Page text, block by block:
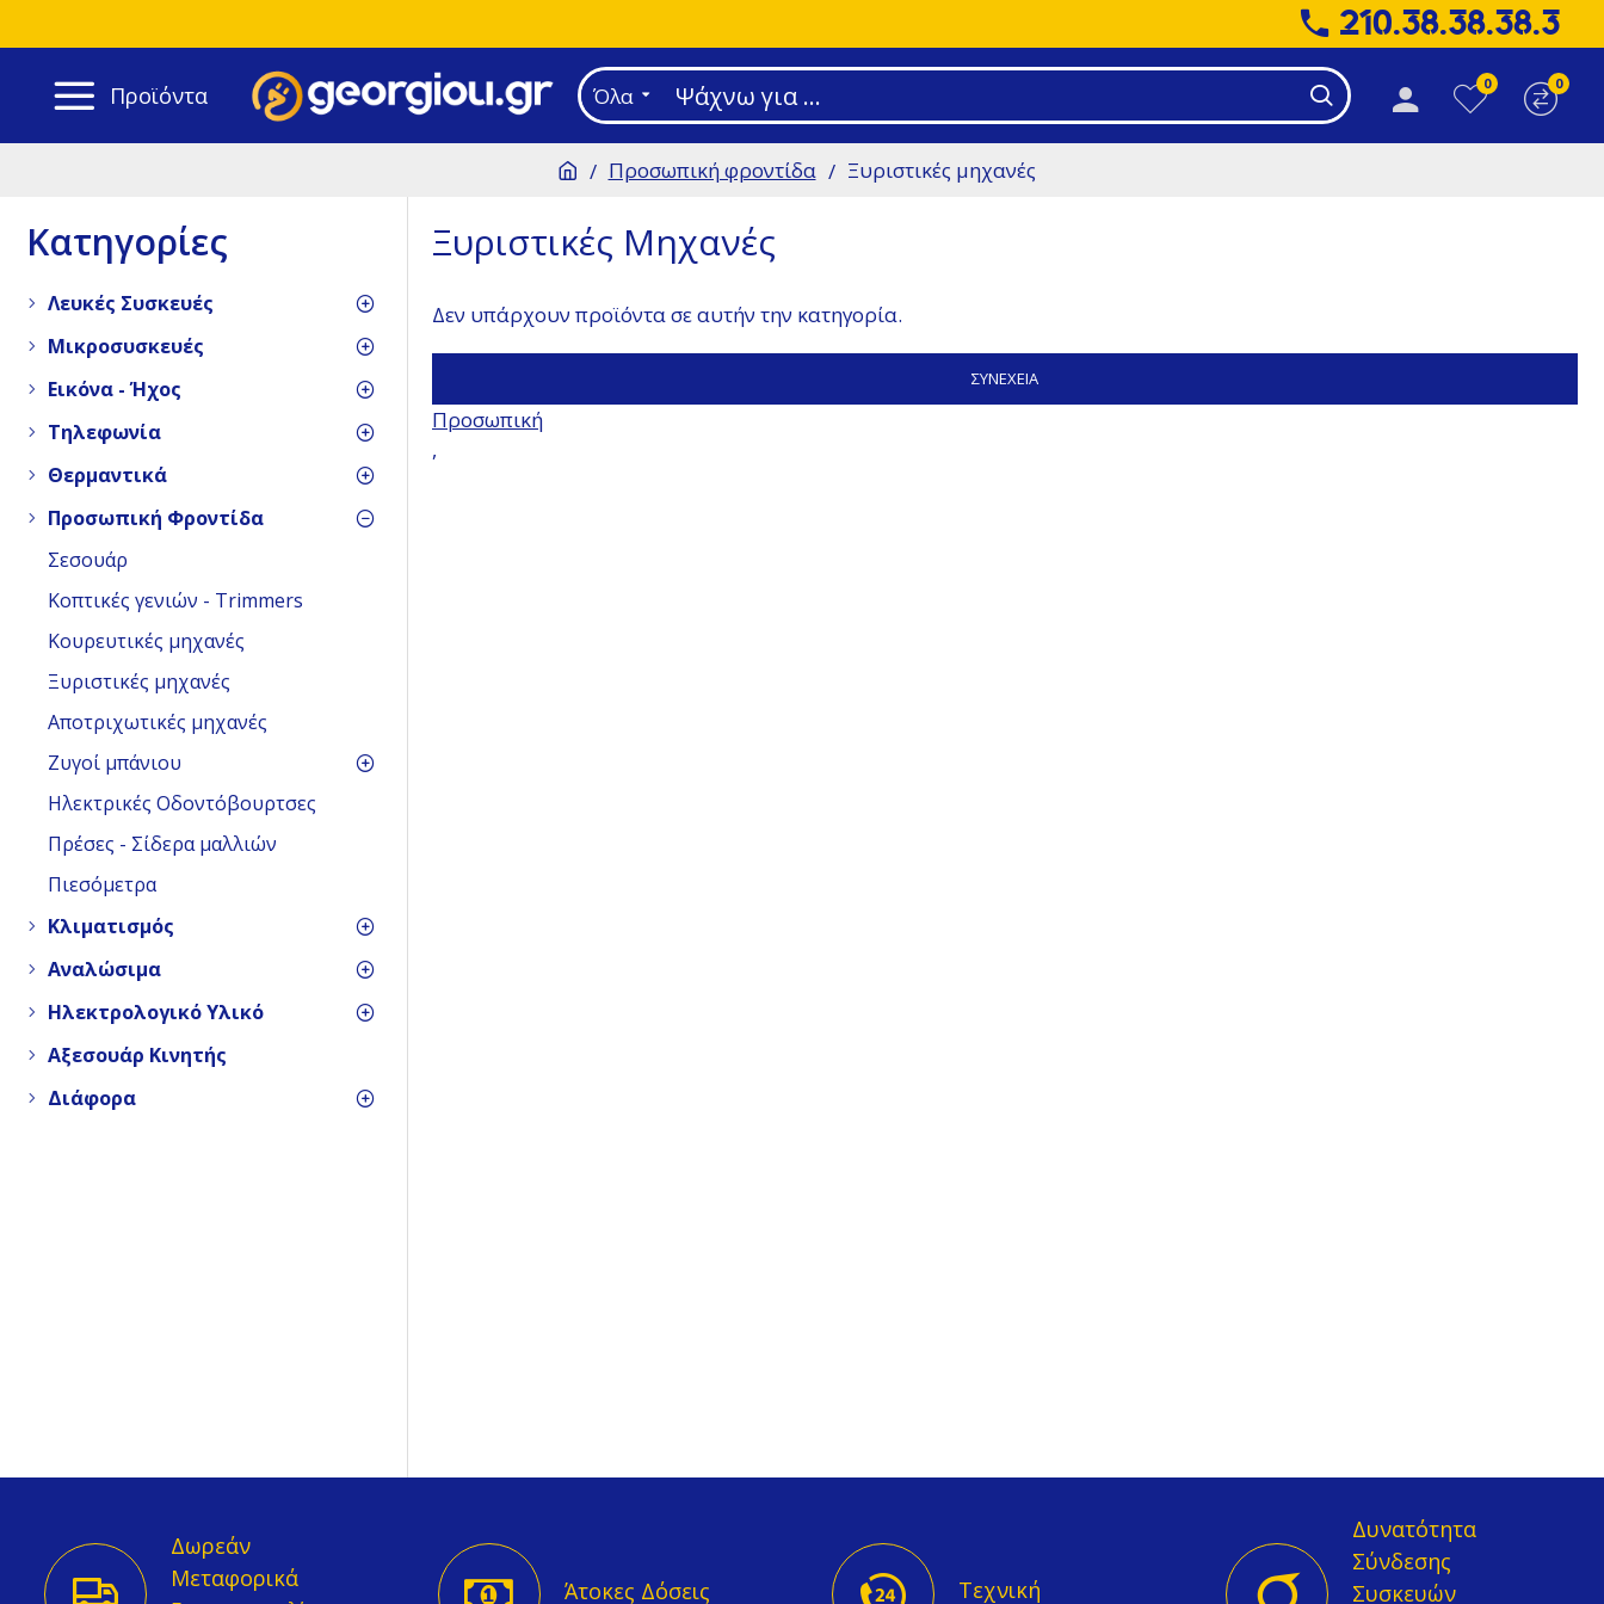
210.38.38.38.3
Προϊόντα Όλα 0 0
Προσωπική φροντίδα Ξυριστικές μηχανές
Κατηγορίες
Λευκές Συσκευές
Μικροσυσκευές
Εικόνα - Ήχος
Τηλεφωνία
Θερμαντικά
Προσωπική Φροντίδα
Σεσουάρ
Κοπτικές γενιών - Trimmers
Κουρευτικές μηχανές
Ξυριστικές μηχανές
Αποτριχωτικές μηχανές
Ζυγοί μπάνιου
Ηλεκτρικές Οδοντόβουρτσες
Πρέσες - Σίδερα μαλλιών
Πιεσόμετρα
Κλιματισμός
Αναλώσιμα
Ηλεκτρολογικό Υλικό
Αξεσουάρ Κινητής
Διάφορα
Ξυριστικές Μηχανές
Δεν υπάρχουν προϊόντα σε αυτήν την κατηγορία.
ΣΥΝΈΧΕΙΑ
Προσωπική
,
Δωρεάν
Μεταφορικά
Άτοκες Δόσεις Τεχνική
Δυνατότητα
Σύνδεσης
Συσκευών
Μεσολογγίου 12 - ΜελΪσσια